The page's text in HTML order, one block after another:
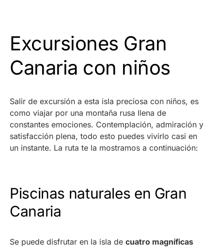
Excursiones Gran
Canaria con niños
Salir de excursión a esta isla preciosa con niños, es
como viajar por una montaña rusa llena de
constantes emociones. Contemplación, admiración y
satisfacción plena, todo esto puedes vivirlo casi en
un instante. La ruta te la mostramos a continuación:
Piscinas naturales en Gran
Canaria
Se puede disfrutar en la isla de cuatro magníficas